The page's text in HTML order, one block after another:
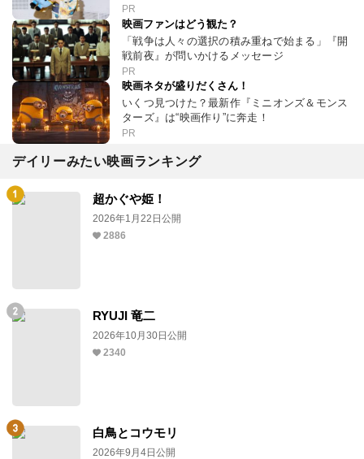
PR
映画ファンはどう観た？
「戦争は人々の選択の積み重ねで始まる」『開
戦前夜』が問いかけるメッセージ
PR
映画ネタが盛りだくさん！
いくつ見つけた？最新作『ミニオンズ＆モンス
ターズ』は“映画作り”に奔走！
PR
デイリーみたい映画ランキング
超かぐや姫！
2026年1月22日公開
2886
RYUJI 竜二
2026年10月30日公開
2340
白鳥とコウモリ
2026年9月4日公開